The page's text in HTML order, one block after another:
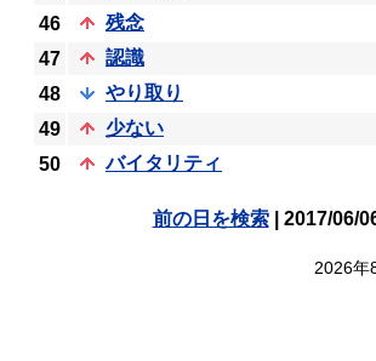
46
残念
47
認識
48
やり取り
49
少ない
50
バイタリティ
前の日を検索| 2017/06/
2026年